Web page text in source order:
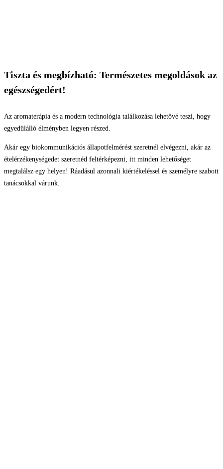
Tiszta és megbízható: Természetes megoldások az
egészségedért!
Az aromaterápia és a modern technológia találkozása lehetővé teszi, hogy
egyedülálló élményben legyen részed.
Akár egy biokommunikációs állapotfelmérést szeretnél elvégezni, akár az
ételérzékenységedet szeretnéd feltérképezni, itt minden lehetőséget
megtalálsz egy helyen! Ráadásul azonnali kiértékeléssel és személyre szabott
tanácsokkal várunk.